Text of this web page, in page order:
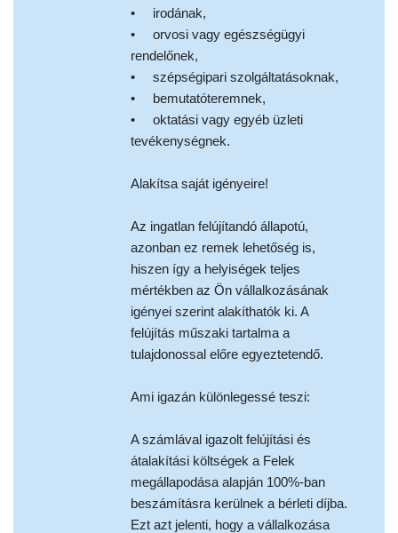
• irodának,
• orvosi vagy egészségügyi
rendelőnek,
• szépségipari szolgáltatásoknak,
• bemutatóteremnek,
• oktatási vagy egyéb üzleti
tevékenységnek.
Alakítsa saját igényeire!
Az ingatlan felújítandó állapotú,
azonban ez remek lehetőség is,
hiszen így a helyiségek teljes
mértékben az Ön vállalkozásának
igényei szerint alakíthatók ki. A
felújítás műszaki tartalma a
tulajdonossal előre egyeztetendő.
Ami igazán különlegessé teszi:
A számlával igazolt felújítási és
átalakítási költségek a Felek
megállapodása alapján 100%-ban
beszámításra kerülnek a bérleti díjba.
Ezt azt jelenti, hogy a vállalkozása